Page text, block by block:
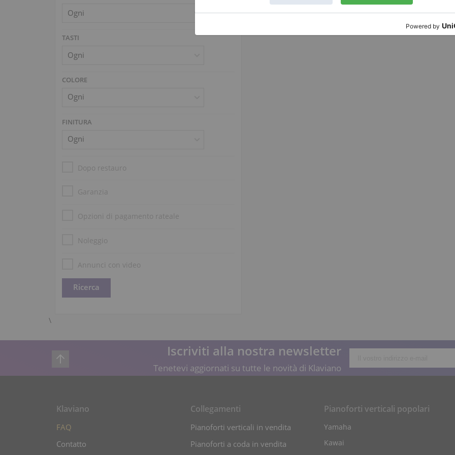
TASTI
COLORE
FINITURA
Dopo restauro
Garanzia
Opzioni di pagamento rateale
Noleggio
Annunci con video
\
Iscriviti alla nostra newsletter
Tenetevi aggiornati su tutte le novità di Klaviano
Klaviano
FAQ
Contatto
Collegamenti
Pianoforti verticali in vendita
Pianoforti a coda in vendita
Pianoforti verticali popolari
Yamaha
Kawai